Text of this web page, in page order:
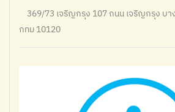
369/73 เจริญกรุง 107 ถนน เจริญกรุง บ
กทม 10120